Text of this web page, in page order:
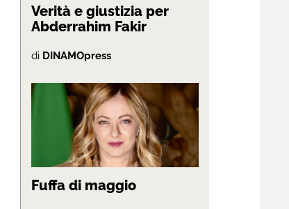
Verità e giustizia per
Abderrahim Fakir
di DINAMOpress
Fuffa di maggio